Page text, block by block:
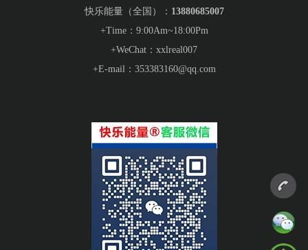
快乐能量（全国）： 13880685007
+Time：9:00Am~18:00Pm
+WeChat：xxlreal007
+E-mail： 353383160@qq.com